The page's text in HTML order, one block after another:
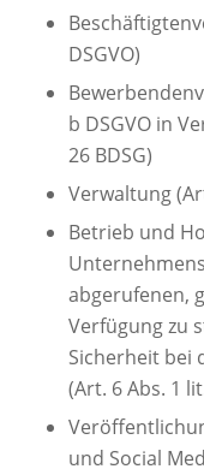
DSGVO)
b DSGVO in
26 BDSG)
Verwaltung
Betrieb und
abgerufenen,
Verfügung zu
Sicherheit bei
(Art. 6 Abs. 1
und Social